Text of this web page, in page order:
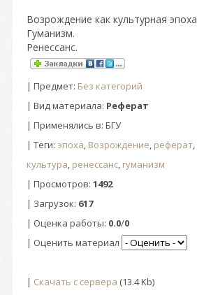
Возрождение как культурная эпоха
Гуманизм.
Ренессанс.
| Предмет: Без категорий
| Вид материала: Реферат
| Применялись в: БГУ
| Теги: эпоха, Возрождение, реферат,
культура, ренессанс, гуманизм
| Просмотров: 1492
| Загрузок: 617
| Оценка работы: 0.0/0
| Оценить материал
| Скачать с сервера (13.4 Kb)